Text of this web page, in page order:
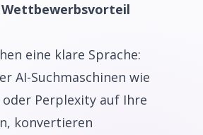
eine klare Sprache:
AI-Suchmaschinen wie
oder Perplexity auf Ihre
konvertieren